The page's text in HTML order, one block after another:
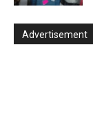
Advertisement